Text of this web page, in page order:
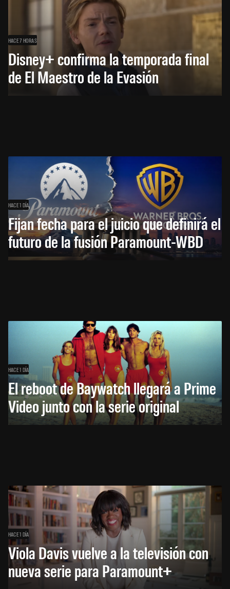
HACE 7 HORAS
Disney+ confirma la temporada final
de El Maestro de la Evasión
HACE 1 DÍA
Fijan fecha para el juicio que definirá el
futuro de la fusión Paramount-WBD
HACE 1 DÍA
El reboot de Baywatch llegará a Prime
Video junto con la serie original
HACE 1 DÍA
Viola Davis vuelve a la televisión con
nueva serie para Paramount+